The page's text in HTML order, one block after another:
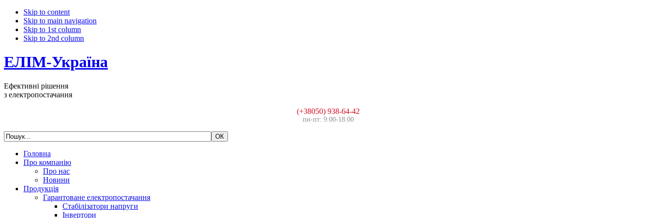
Skip to content
Skip to main navigation
Skip to 1st column
Skip to 2nd column
ЕЛІМ-Україна
Ефективні рішення
з електропостачання
(+38050) 938-64-42
пн-пт: 9:00-18:00
Головна
Про компанію
Про нас
Новини
Продукція
Гарантоване електропостачання
Стабілізатори напруги
Інвертори